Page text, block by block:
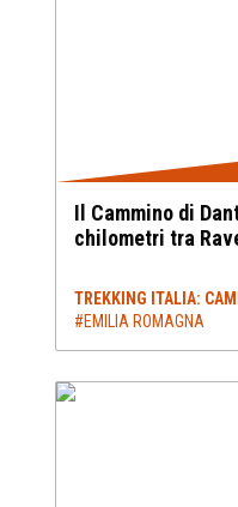
Il Cammino di
chilometri tra
TREKKING ITALIA:
#EMILIA ROMAGNA